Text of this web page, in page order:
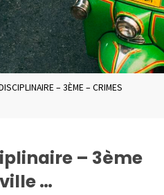
– 3ÈME – CRIMES
– 3ème
…